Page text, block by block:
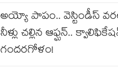
అయ్యో పాపం.. వెస్టిండీస్
నీళ్లు చల్లిన ఆఫ్ఘన్..
గందరగోళం!